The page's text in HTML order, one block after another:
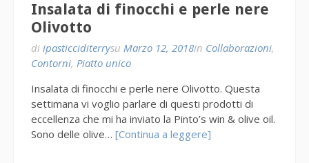
Insalata di finocchi e perle nere
Olivotto
di ipasticciditerrysu Marzo 12, 2018in Collaborazioni,
Contorni, Piatto unico
Insalata di finocchi e perle nere Olivotto. Questa
settimana vi voglio parlare di questi prodotti di
eccellenza che mi ha inviato la Pinto’s win & olive oil.
Sono delle olive… [Continua a leggere]